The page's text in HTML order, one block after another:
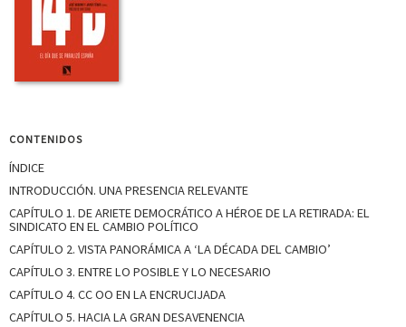
CONTENIDOS
ÍNDICE
INTRODUCCIÓN. UNA PRESENCIA RELEVANTE
CAPÍTULO 1. DE ARIETE DEMOCRÁTICO A HÉROE DE LA RETIRADA: EL
SINDICATO EN EL CAMBIO POLÍTICO
CAPÍTULO 2. VISTA PANORÁMICA A ‘LA DÉCADA DEL CAMBIO’
CAPÍTULO 3. ENTRE LO POSIBLE Y LO NECESARIO
CAPÍTULO 4. CC OO EN LA ENCRUCIJADA
CAPÍTULO 5. HACIA LA GRAN DESAVENENCIA